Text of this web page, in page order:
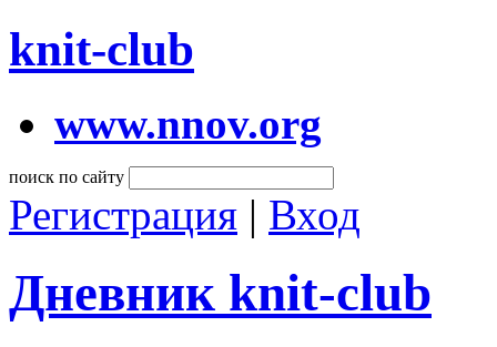
knit-club
www.nnov.org
поиск по сайту
Регистрация | Вход
Дневник knit-club